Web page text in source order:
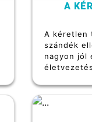
A
A kéretlen
szándék
nagyon jól